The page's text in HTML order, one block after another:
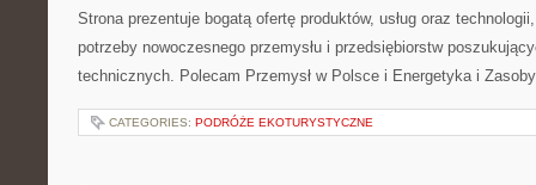
Strona prezentuje bogatą ofertę produktów, usług oraz
potrzeby nowoczesnego przemysłu i przedsiębiorstw
technicznych. Polecam Przemysł w Polsce i Energetyka i
CATEGORIES: PODRÓŻE EKOTURYSTYCZNE